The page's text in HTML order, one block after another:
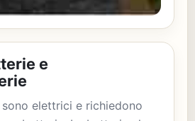
e
elettrici e richiedono